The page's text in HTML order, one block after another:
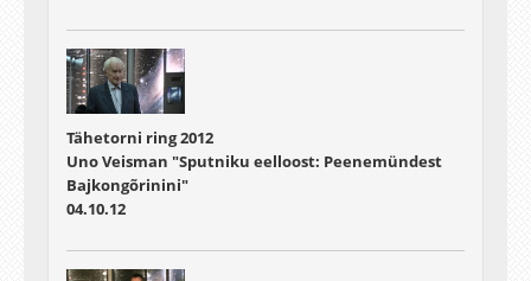
Tähetorni ring 2012
Uno Veisman "Sputniku eelloost: Peenemündest
Bajkongõrinini"
04.10.12